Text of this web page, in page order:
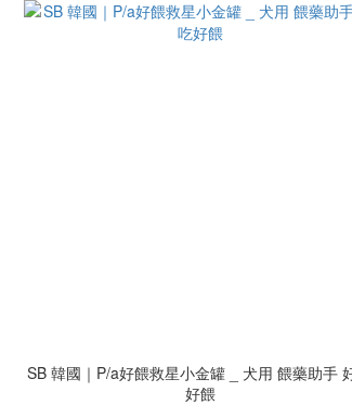
SB 韓國｜P/a好餵救星小金罐 _ 犬用 餵藥助手 好吃
好餵